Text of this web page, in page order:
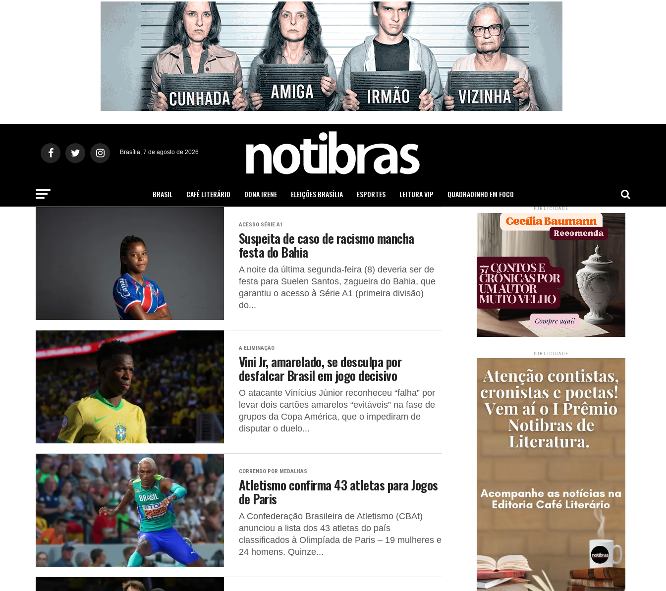
Brasília, 7 de agosto de 2026
BRASIL CAFÉ LITERÁRIO DONA IRENE ELEIÇÕES BRASÍLIA ESPORTES LEITURA VIP QUADRADINHO EM FOCO
ACESSO SÉRIE A1
Suspeita de caso de racismo mancha
festa do Bahia
A noite da última segunda-feira (8) deveria ser de
festa para Suelen Santos, zagueira do Bahia, que
garantiu o acesso à Série A1 (primeira divisão)
do...
A ELIMINAÇÃO
Vini Jr, amarelado, se desculpa por
desfalcar Brasil em jogo decisivo
O atacante Vinícius Júnior reconheceu “falha” por
levar dois cartões amarelos “evitáveis” na fase de
grupos da Copa América, que o impediram de
disputar o duelo...
CORRENDO POR MEDALHAS
Atletismo confirma 43 atletas para Jogos
de Paris
A Confederação Brasileira de Atletismo (CBAt)
anunciou a lista dos 43 atletas do país
classificados à Olimpíada de Paris – 19 mulheres e
24 homens. Quinze...
PUBLICIDADE
PUBLICIDADE